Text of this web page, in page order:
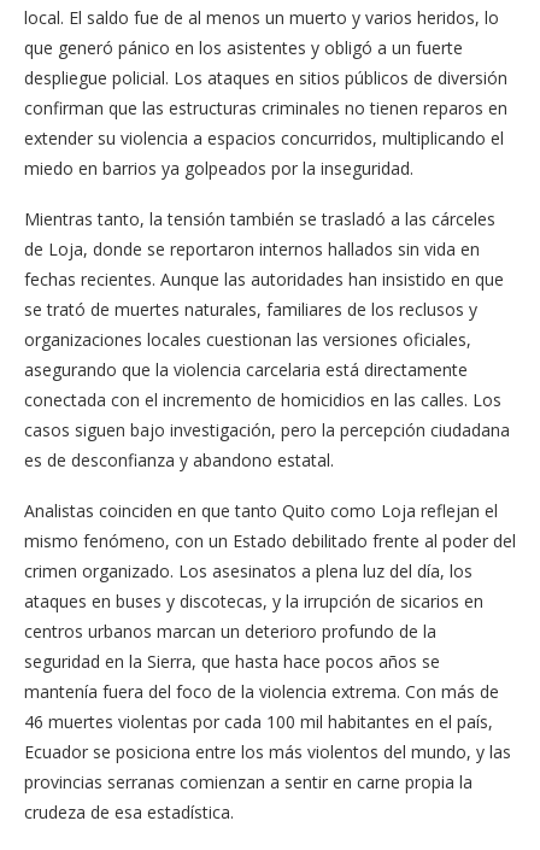
local. El saldo fue de al menos un muerto y varios heridos, lo
que generó pánico en los asistentes y obligó a un fuerte
despliegue policial. Los ataques en sitios públicos de diversión
confirman que las estructuras criminales no tienen reparos en
extender su violencia a espacios concurridos, multiplicando el
miedo en barrios ya golpeados por la inseguridad.
Mientras tanto, la tensión también se trasladó a las cárceles
de Loja, donde se reportaron internos hallados sin vida en
fechas recientes. Aunque las autoridades han insistido en que
se trató de muertes naturales, familiares de los reclusos y
organizaciones locales cuestionan las versiones oficiales,
asegurando que la violencia carcelaria está directamente
conectada con el incremento de homicidios en las calles. Los
casos siguen bajo investigación, pero la percepción ciudadana
es de desconfianza y abandono estatal.
Analistas coinciden en que tanto Quito como Loja reflejan el
mismo fenómeno, con un Estado debilitado frente al poder del
crimen organizado. Los asesinatos a plena luz del día, los
ataques en buses y discotecas, y la irrupción de sicarios en
centros urbanos marcan un deterioro profundo de la
seguridad en la Sierra, que hasta hace pocos años se
mantenía fuera del foco de la violencia extrema. Con más de
46 muertes violentas por cada 100 mil habitantes en el país,
Ecuador se posiciona entre los más violentos del mundo, y las
provincias serranas comienzan a sentir en carne propia la
crudeza de esa estadística.